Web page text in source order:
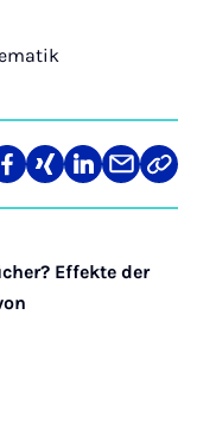
Teilen
auf
Teilen
auf
Teilen
auf
Teilen
über
Mail
Link
Effekte der